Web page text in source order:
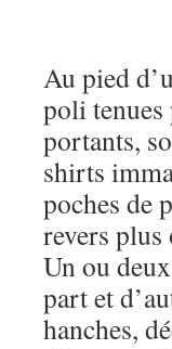
Au pied
poli
portants,
shirts
poches de
revers
Un ou
part et
hanches,